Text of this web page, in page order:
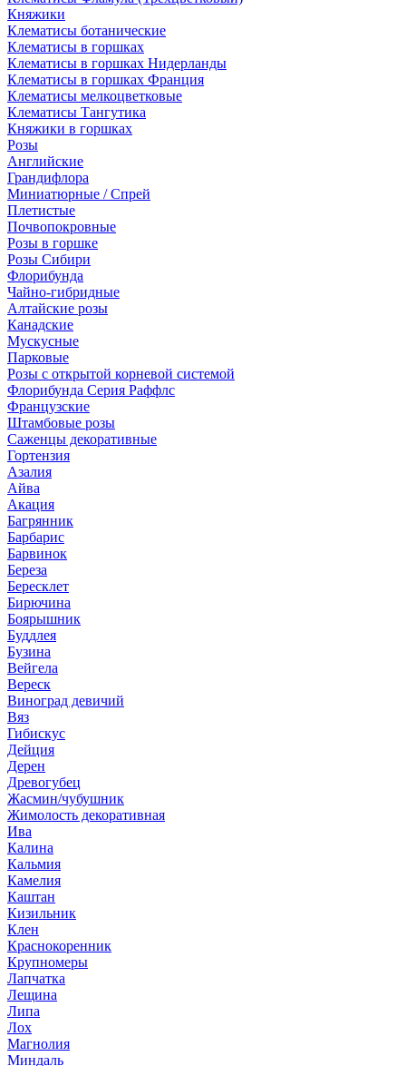
Княжики
Клематисы ботанические
Клематисы в горшках
Клематисы в горшках Нидерланды
Клематисы в горшках Франция
Клематисы мелкоцветковые
Клематисы Тангутика
Княжики в горшках
Розы
Английские
Грандифлора
Миниатюрные / Спрей
Плетистые
Почвопокровные
Розы в горшке
Розы Сибири
Флорибунда
Чайно-гибридные
Алтайские розы
Канадские
Мускусные
Парковые
Розы с открытой корневой системой
Флорибунда Серия Раффлс
Французские
Штамбовые розы
Саженцы декоративные
Гортензия
Азалия
Айва
Акация
Багрянник
Барбарис
Барвинок
Береза
Бересклет
Бирючина
Боярышник
Буддлея
Бузина
Вейгела
Вереск
Виноград девичий
Вяз
Гибискус
Дейция
Дерен
Древогубец
Жасмин/чубушник
Жимолость декоративная
Ива
Калина
Кальмия
Камелия
Каштан
Кизильник
Клен
Краснокоренник
Крупномеры
Лапчатка
Лещина
Липа
Лох
Магнолия
Миндаль